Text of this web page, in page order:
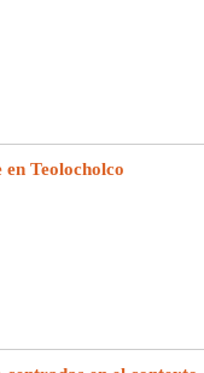
Teolocholco